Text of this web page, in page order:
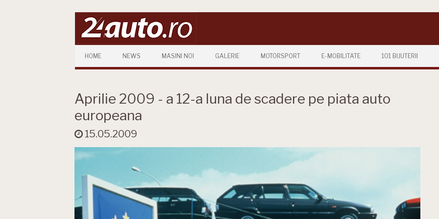
HOME NEWS MASINI NOI GALERIE MOTORSPORT E-MOBILITATE 101 BIJUTERII
Aprilie 2009 - a 12-a luna de scadere pe piata auto
europeana
15.05.2009